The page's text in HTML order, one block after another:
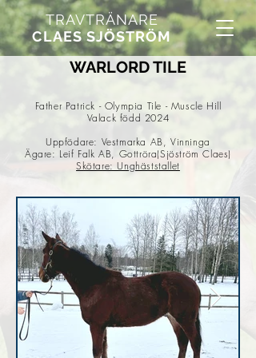
TRAVTRÄNARE
CLAES SJÖSTRÖM
WARLORD TILE
Father Patrick - Olympia Tile - Muscle Hill
Valack född 2024
Uppfödare: Vestmarka AB, Vinninga
Ägare: Leif Falk AB, Gottröra(Sjöström Claes)
Skötare: Unghäststallet